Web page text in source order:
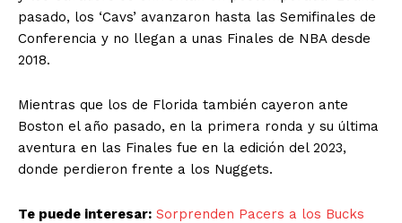
pasado, los ‘Cavs’ avanzaron hasta las Semifinales de
Conferencia y no llegan a unas Finales de NBA desde
2018.
Mientras que los de Florida también cayeron ante
Boston el año pasado, en la primera ronda y su última
aventura en las Finales fue en la edición del 2023,
donde perdieron frente a los Nuggets.
Te puede interesar: Sorprenden Pacers a los Bucks